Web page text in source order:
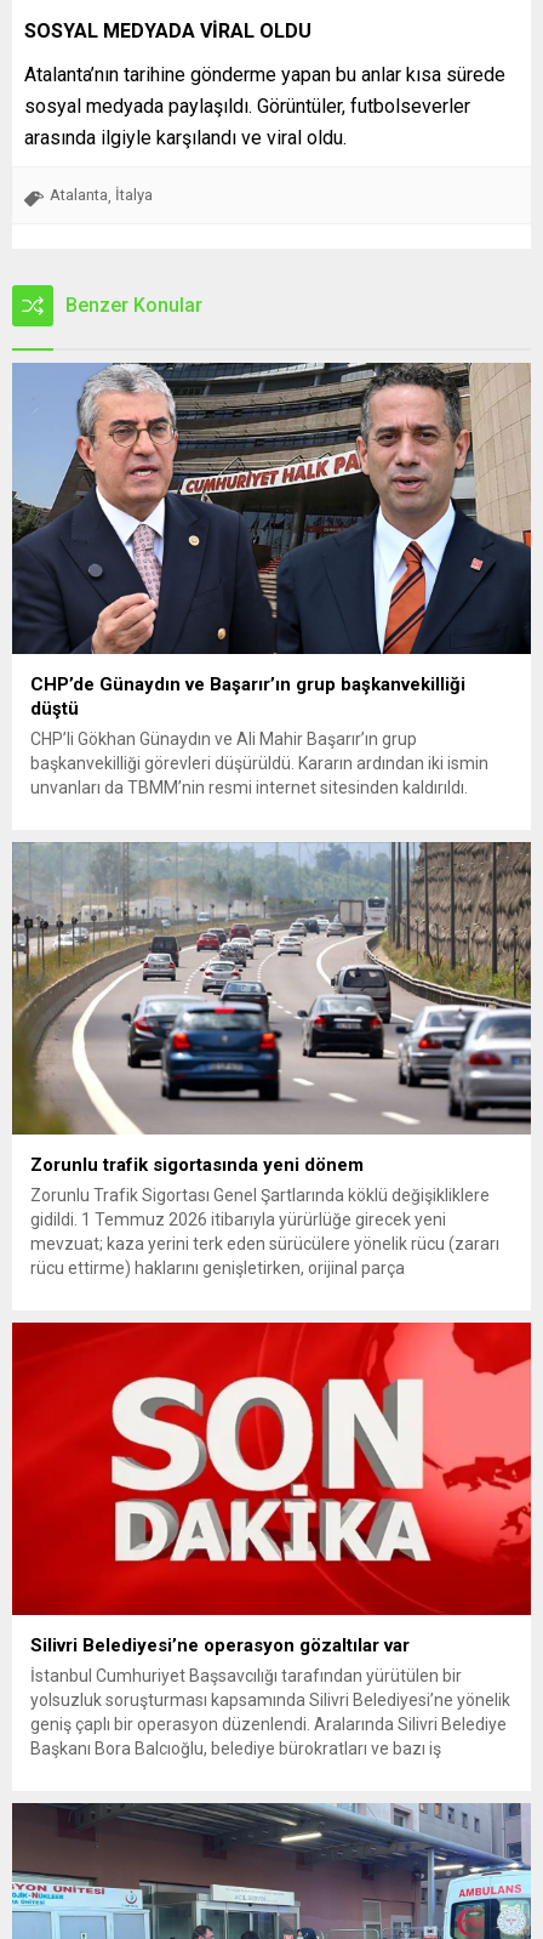
SOSYAL MEDYADA VİRAL OLDU
Atalanta’nın tarihine gönderme yapan bu anlar kısa sürede
sosyal medyada paylaşıldı. Görüntüler, futbolseverler
arasında ilgiyle karşılandı ve viral oldu.
Atalanta İtalya
Benzer Konular
CHP’de Günaydın ve Başarır’ın grup başkanvekilliği
düştü
CHP’li Gökhan Günaydın ve Ali Mahir Başarır’ın grup
başkanvekilliği görevleri düşürüldü. Kararın ardından iki ismin
unvanları da TBMM’nin resmi internet sitesinden kaldırıldı.
çıkarma cezası uygulanmak üzere Yüksek Disiplin Kurulu’na
(YDK) sevk edilen ve partideki tüm görevlerinden...
Zorunlu trafik sigortasında yeni dönem
Zorunlu Trafik Sigortası Genel Şartlarında köklü değişikliklere
gidildi. 1 Temmuz 2026 itibarıyla yürürlüğe girecek yeni
mevzuat; kaza yerini terk eden sürücülere yönelik rücu (zararı
rücu ettirme) haklarını genişletirken, orijinal parça
getiriyor. Hazine Müsteşarlığına bağlı ilgili kurumlarca...
Silivri Belediyesi’ne operasyon gözaltılar var
İstanbul Cumhuriyet Başsavcılığı tarafından yürütülen bir
yolsuzluk soruşturması kapsamında Silivri Belediyesi’ne yönelik
geniş çaplı bir operasyon düzenlendi. Aralarında Silivri Belediye
Başkanı Bora Balcıoğlu, belediye bürokratları ve bazı iş
inceleme ve arama çalışmaları devam ediyor. İstanbul’da...